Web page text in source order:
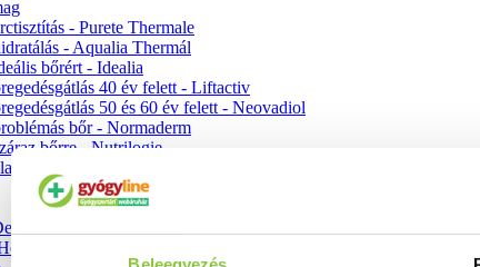
- Purete Thermale
- Aqualia Thermál
bőrért - Idealia
40 év felett - Liftactiv
50 és 60 év felett - Neovadiol
bőr - Normaderm
bőrre - Nutrilogie